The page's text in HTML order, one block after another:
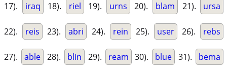
17). iraq 18). riel 19). urns 20). blam 21). ursa
22). reis 23). abri 24). rein 25). user 26). rebs
27). able 28). blin 29). ream 30). blue 31). bema